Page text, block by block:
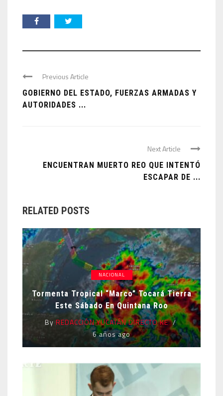
Previous Article
GOBIERNO DEL ESTADO, FUERZAS ARMADAS Y
AUTORIDADES ...
Next Article
ENCUENTRAN MUERTO REO QUE INTENTÓ
ESCAPAR DE ...
RELATED POSTS
NACIONAL
Tormenta Tropical “Marco” Tocará Tierra
Este Sábado En Quintana Roo
By REDACCIÓN YUCATÁN DIRECTO KE
6 años ago